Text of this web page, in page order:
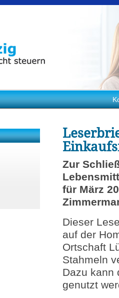
Zur
für März
Dieser
auf der
Ortschaft
Stahmeln
Dazu kann
genutzt